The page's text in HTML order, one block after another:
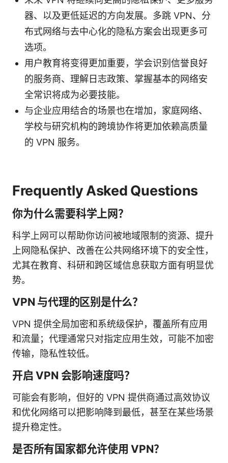
器、以及更低延迟的方向发展。多跳 VPN、分
布式网络与去中心化的隐私方案会出现更多可
选项。
用户教育将变得更加重要，学会识别信誉良好
的服务商、理解日志政策、掌握基本的网络安
全常识将成为必要技能。
与企业应用结合的场景也在增加，家庭网络、
学校与研究机构的跨境协作将更加依赖高质量
的 VPN 服务。
Frequently Asked Questions
你为什么需要科学上网？
科学上网可以帮助你访问被地域限制的资源、提升
上网隐私保护、改善在公共网络环境下的安全性，
尤其在教育、科研和跨区域信息获取方面有明显优
势。
VPN 与代理的区别是什么？
VPN 提供全局加密和系统级保护，覆盖所有应用
和流量；代理通常只对指定应用生效，可能不加密
传输，隐私性较低。
开启 VPN 会影响速度吗？
可能会有影响，但好的 VPN 提供商通过高效协议
和优化网络可以把影响降到最低，甚至在某些场景
提升稳定性。
是否所有国家都允许使用 VPN？